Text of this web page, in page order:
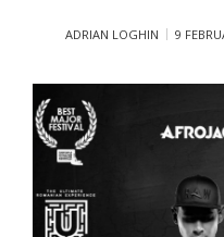
ADRIAN LOGHIN 9